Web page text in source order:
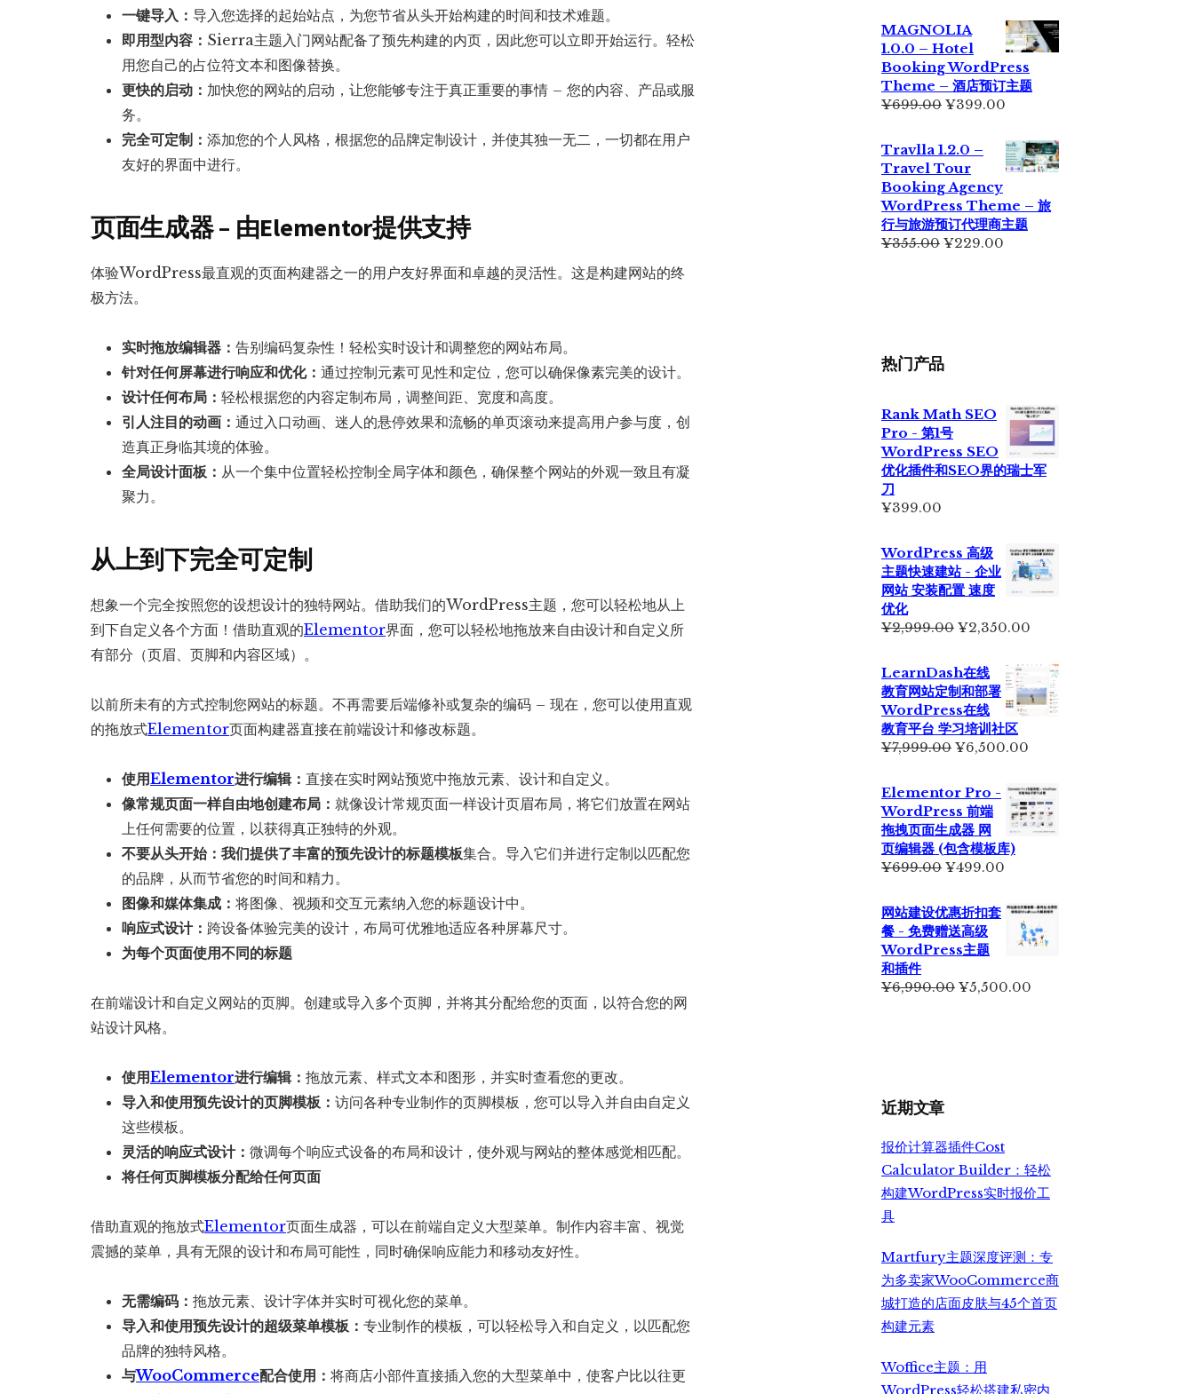
一键导入： 导入您选择的起始站点，为您节省从头开始构建的时间和技术难题。
即用型内容： Sierra主题入门网站配备了预先构建的内页，因此您可以立即开始运行。轻松
用您自己的占位符文本和图像替换。
更快的启动： 加快您的网站的启动，让您能够专注于真正重要的事情 – 您的内容、产品或服
务。
完全可定制： 添加您的个人风格，根据您的品牌定制设计，并使其独一无二，一切都在用户
友好的界面中进行。
页面生成器 – 由Elementor提供支持
体验WordPress最直观的页面构建器之一的用户友好界面和卓越的灵活性。这是构建网站的终
极方法。
实时拖放编辑器： 告别编码复杂性！轻松实时设计和调整您的网站布局。
针对任何屏幕进行响应和优化： 通过控制元素可见性和定位，您可以确保像素完美的设计。
设计任何布局： 轻松根据您的内容定制布局，调整间距、宽度和高度。
引人注目的动画： 通过入口动画、迷人的悬停效果和流畅的单页滚动来提高用户参与度，创
造真正身临其境的体验。
全局设计面板： 从一个集中位置轻松控制全局字体和颜色，确保整个网站的外观一致且有凝
聚力。
从上到下完全可定制
想象一个完全按照您的设想设计的独特网站。借助我们的WordPress主题，您可以轻松地从上
到下自定义各个方面！借助直观的Elementor界面，您可以轻松地拖放来自由设计和自定义所
有部分（页眉、页脚和内容区域）。
以前所未有的方式控制您网站的标题。不再需要后端修补或复杂的编码 – 现在，您可以使用直观
的拖放式Elementor页面构建器直接在前端设计和修改标题。
使用Elementor进行编辑： 直接在实时网站预览中拖放元素、设计和自定义。
像常规页面一样自由地创建布局： 就像设计常规页面一样设计页眉布局，将它们放置在网站
上任何需要的位置，以获得真正独特的外观。
不要从头开始：我们提供了丰富的预先设计的标题模板集合。导入它们并进行定制以匹配您
的品牌，从而节省您的时间和精力。
图像和媒体集成： 将图像、视频和交互元素纳入您的标题设计中。
响应式设计： 跨设备体验完美的设计，布局可优雅地适应各种屏幕尺寸。
为每个页面使用不同的标题
在前端设计和自定义网站的页脚。创建或导入多个页脚，并将其分配给您的页面，以符合您的网
站设计风格。
使用Elementor进行编辑： 拖放元素、样式文本和图形，并实时查看您的更改。
导入和使用预先设计的页脚模板： 访问各种专业制作的页脚模板，您可以导入并自由自定义
这些模板。
灵活的响应式设计： 微调每个响应式设备的布局和设计，使外观与网站的整体感觉相匹配。
将任何页脚模板分配给任何页面
借助直观的拖放式Elementor页面生成器，可以在前端自定义大型菜单。制作内容丰富、视觉
震撼的菜单，具有无限的设计和布局可能性，同时确保响应能力和移动友好性。
无需编码： 拖放元素、设计字体并实时可视化您的菜单。
导入和使用预先设计的超级菜单模板： 专业制作的模板，可以轻松导入和自定义，以匹配您
品牌的独特风格。
与WooCommerce配合使用： 将商店小部件直接插入您的大型菜单中，使客户比以往更
¥699.00。
价
格
为：
¥499.00。
MAGNOLIA
1.0.0 – Hotel
Booking WordPress
Theme – 酒店预订主题
¥699.00 原
¥699.00。
¥399.00
价
格
为：
¥399.00。
Travlla 1.2.0 –
Travel Tour
Booking Agency
WordPress Theme – 旅
行与旅游预订代理商主题
¥355.00 原
¥229.00
热门产品
Rank Math SEO
Pro - 第1号
WordPress SEO
优化插件和SEO界的瑞士军
刀
¥399.00
WordPress 高级
主题快速建站 - 企业
网站 安装配置 速度
优化
¥2,999.00 原
为：
¥2,999.00。
¥2,350.00
价
格
为：
LearnDash在线
教育网站定制和部署
WordPress在线
教育平台 学习培训社区
¥7,999.00 原
¥7,999.00。
¥6,500.00
价
格
为：
Elementor Pro -
WordPress 前端
拖拽页面生成器 网
页编辑器 (包含模板库)
¥699.00 原
为：
¥699.00。
¥499.00
价
为：
网站建设优惠折扣套
餐 - 免费赠送高级
WordPress主题
和插件
¥6,990.00 原
¥5,500.00
近期文章
报价计算器插件Cost
Calculator Builder：轻松
构建WordPress实时报价工
具
Martfury主题深度评测：专
为多卖家WooCommerce商
城打造的店面皮肤与45个首页
构建元素
Woffice主题：用
WordPress轻松搭建私密内